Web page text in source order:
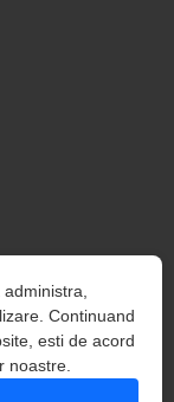
Continuand
esti de acord
noastre.